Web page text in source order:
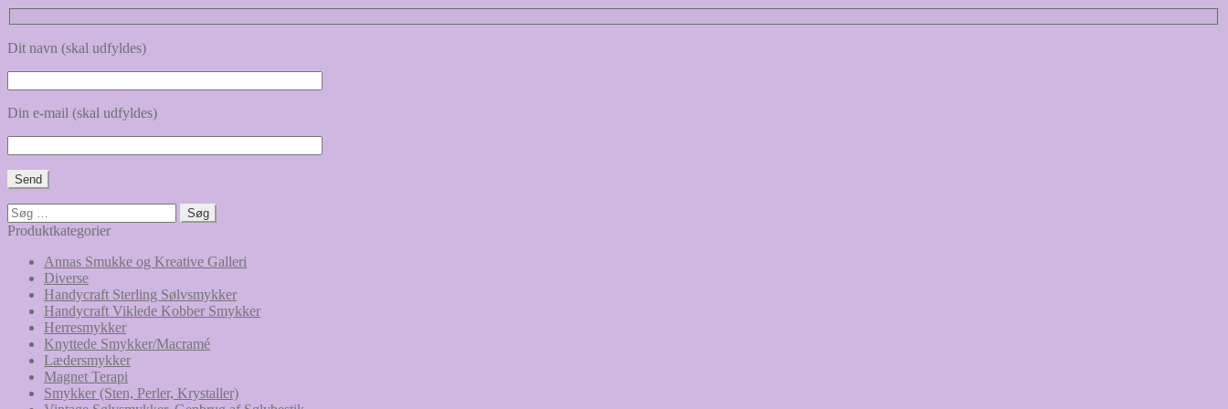
Dit navn (skal udfyldes)
Din e-mail (skal udfyldes)
Søg
efter:
Produktkategorier
Annas Smukke og Kreative Galleri
Diverse
Handycraft Sterling Sølvsmykker
Handycraft Viklede Kobber Smykker
Herresmykker
Knyttede Smykker/Macramé
Lædersmykker
Magnet Terapi
Smykker (Sten, Perler, Krystaller)